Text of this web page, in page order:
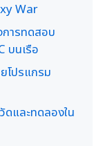
War
การทดสอบ
บนเรือ
โปรแกรม
ดและทดลองใน